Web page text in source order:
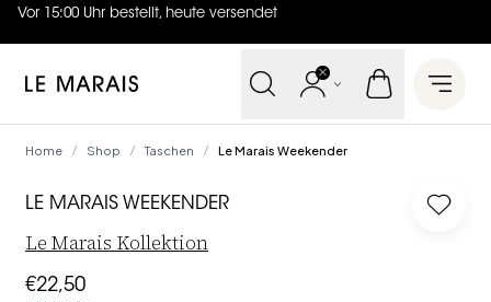
Vor 15:00 Uhr bestellt, heute versendet
4.7 von5 (130 Bewertungen
Le Marais Open
Home / Shop / Taschen / Le Marais Weekender
LE MARAIS WEEKENDER Log in
Le Marais Kollektion
€22,50